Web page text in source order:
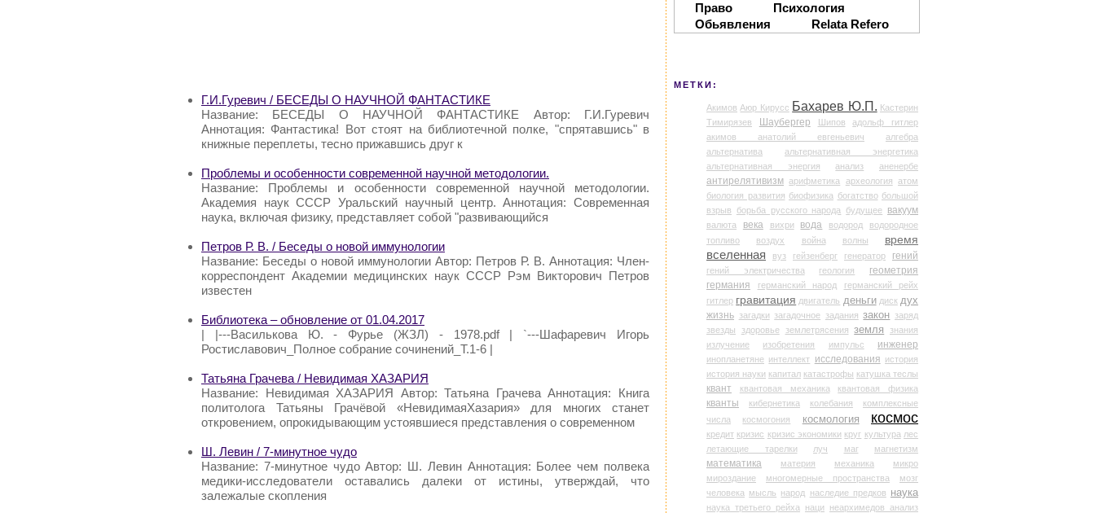
Г.И.Гуревич / БЕСЕДЫ О НАУЧНОЙ ФАНТАСТИКЕ
Название: БЕСЕДЫ О НАУЧНОЙ ФАНТАСТИКЕ Автор: Г.И.Гуревич
Аннотация: Фантастика! Вот стоят на библиотечной полке, "спрятавшись" в
книжные переплеты, тесно прижавшись друг к
Проблемы и особенности современной научной методологии.
Название: Проблемы и особенности современной научной методологии.
Академия наук СССР Уральский научный центр. Аннотация: Современная
наука, включая физику, представляет собой "развивающийся
Петров Р. В. / Беседы о новой иммунологии
Название: Беседы о новой иммунологии Автор: Петров Р. В. Аннотация: Член-
корреспондент Академии медицинских наук СССР Рэм Викторович Петров
известен
Библиотека – обновление от 01.04.2017
| |---Василькова Ю. - Фурье (ЖЗЛ) - 1978.pdf | `---Шафаревич Игорь
Ростиславович_Полное собрание сочинений_T.1-6 |
Татьяна Грачева / Невидимая ХАЗАРИЯ
Название: Невидимая ХАЗАРИЯ Автор: Татьяна Грачева Аннотация: Книга
политолога Татьяны Грачёвой «НевидимаяХазария» для многих станет
откровением, опрокидывающим устоявшиеся представления о современном
Ш. Левин / 7-минутное чудо
Название: 7-минутное чудо Автор: Ш. Левин Аннотация: Более чем полвека
медики-исследователи оставались далеки от истины, утверждай, что
залежалые скопления
Право
Психология
Обьявления
Relata Refero
МЕТКИ:
Акимов Аюр Кирусс Бахарев Ю.П. Кастерин
Тимирязев
Шаубергер Шипов
адольф гитлер
акимов анатолий евгеньевич
алгебра
альтернатива
альтернативная энергетика
альтернативная энергия
анализ аненербе
антирелятивизм арифметика археология атом
биология развития биофизика богатство большой
взрыв
борьба русского народа будущее вакуум
валюта века вихри вода водород
водородное
топливо
воздух война волны
время
вселенная
вуз гейзенберг генератор гений
гений электричества геология
геометрия
германия
германский народ
германский рейх
гитлер гравитация двигатель деньги диск дух
жизнь загадки загадочное задания закон заряд
звезды
здоровье землетрясения земля
знания
излучение
изобретения импульс инженер
инопланетяне интеллект исследования история
история науки капитал катастрофы катушка теслы
квант квантовая механика квантовая физика
кванты кибернетика колебания
комплексные
числа
космогония космология космос
кредит кризис кризис экономики круг культура лес
летающие тарелки
луч маг магнетизм
математика материя механика
микро
мироздание
многомерные пространства
мозг
человека мысль народ наследие предков наука
наука третьего рейха наци
неархимедов анализ